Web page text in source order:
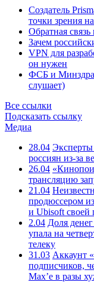
Создатель
точки зрения
Обратная
Зачем
VPN для
он нужен
ФСБ и
слушает)
Все ссылки
Подсказать ссылку
Медиа
28.04 Эксперты
россиян из-за
26.04
трансляцию
21.04
продюссером
и Ubisoft своей
2.04 Доля
упала на
телеку
31.03 Аккаунт
подписчиков,
Max’е в разы